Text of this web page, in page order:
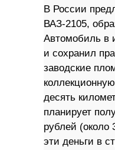
В России
ВАЗ-2105,
Автомобиль в
и сохранил
заводские
десять
планирует
рублей
эти деньги в